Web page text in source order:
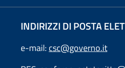
INDIRIZZI DI POSTA
e-mail: csc@governo.it